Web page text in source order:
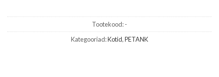
Tootekood:-
Kategooriad:Kotid,PETANK